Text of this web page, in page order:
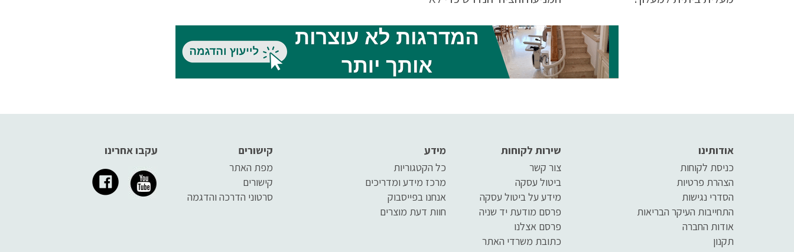
לחץ לכן יש לקרוא את המאמר עד
סופו.
עקבו אחרינו
קישורים
מפת האתר
קישורים
סרטוני הדרכה והדגמה
מידע
כל הקטגוריות
מרכז מידע ומדריכים
אנחנו בפייסבוק
חוות דעת מוצרים
שירות לקוחות
צור קשר
ביטול עסקה
מידע על ביטול עסקה
פרסם מודעת יד שניה
פרסם אצלנו
כתובת משרדי האתר
אודותינו
כניסת לקוחות
הצהרת פרטיות
הסדרי נגישות
התחייבות העיקר הבריאות
אודות החברה
תקנון